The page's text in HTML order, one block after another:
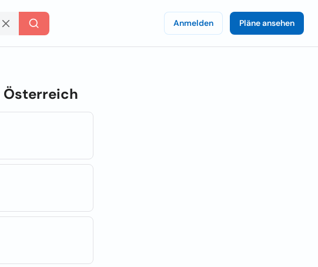
Anmelden Pläne ansehen
Österreich